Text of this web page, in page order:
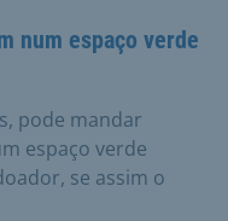
num espaço verde
pode mandar
espaço verde
se assim o